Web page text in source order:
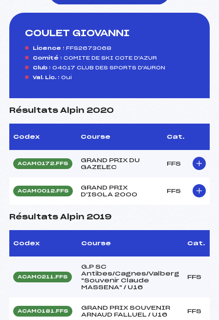
COULET GIOVANNI
Licence : FFS2673068
Comité : COMITE DE SKI COTE D'AZUR
Club : 04017 CLUB DES SPORTS D'AURON
Val. Lic. : Oui
Résultats Alpin 2020
Codex Course Cat.
ACAM0172.FFS
GRAND PRIX DU
GAZELEC
FFS
ACAM0012.FFS
GRAND PRIX
D'ISOLA 2000
FFS
Résultats Alpin 2019
Codex Course Cat.
ACAM0211.FFS
G.P SC
Antibes/Cagnes/Valberg
"Souvenir Claude
MASSENA" / U16
FFS
ACAM0181.FFS
GRAND PRIX SOUVENIR
ARNAUD FALLUEL / U16
FFS